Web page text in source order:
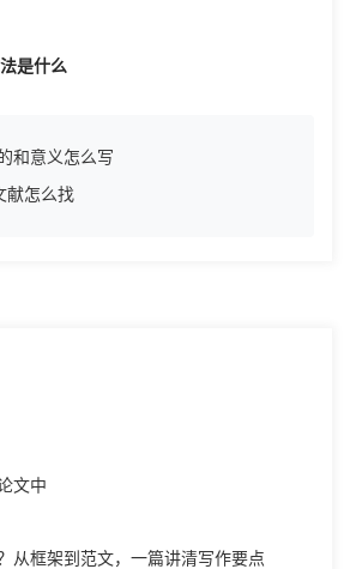
是什么
和意义怎么写
献怎么找
文中
从框架到范文，一篇讲清写作要点